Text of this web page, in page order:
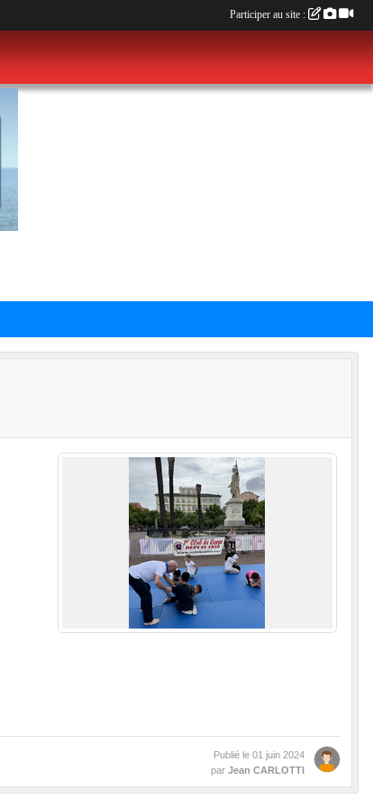
Publié le 01 juin 2024
par Jean CARLOTTI
Participer au site :